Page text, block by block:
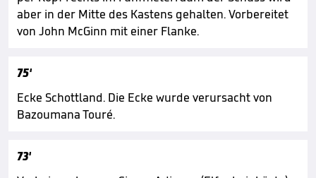
aber in der Mitte des Kastens gehalten. Vorbereitet
von John McGinn mit einer Flanke.
75'
Ecke Schottland. Die Ecke wurde verursacht von
Bazoumana Touré.
73'